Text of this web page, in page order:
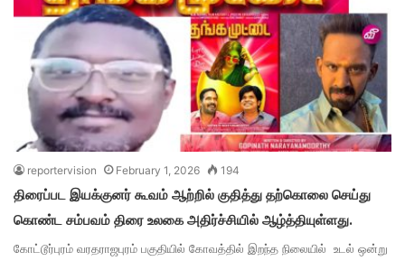
reportervision February 1, 2026 194
திரைப்பட இயக்குனர் கூவம் ஆற்றில் குதித்து தற்கொலை செய்து
கொண்ட சம்பவம் திரை உலகை அதிர்ச்சியில் ஆழ்த்தியுள்ளது.
கோட்டூர்புரம் வரதராஜபுரம் பகுதியில் கோவத்தில் இறந்த நிலையில் உடல் ஒன்று